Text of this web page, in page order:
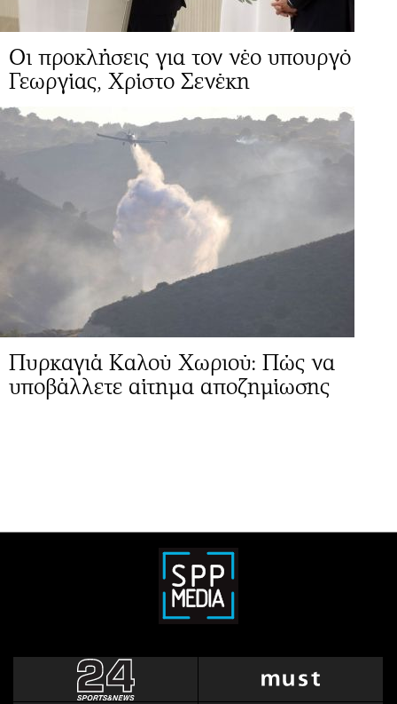
Οι προκλήσεις για τον νέο υπουργό
Γεωργίας, Χρίστο Σενέκη
Πυρκαγιά Καλού Χωριού: Πώς να
υποβάλλετε αίτημα αποζημίωσης